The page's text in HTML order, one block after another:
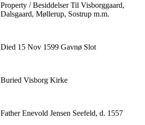
Property / Besiddelser Til Visborggaard,
Dalsgaard, Møllerup, Sostrup m.m.
Died 15 Nov 1599 Gavnø Slot
Buried Visborg Kirke
Father Enevold Jensen Seefeld, d. 1557